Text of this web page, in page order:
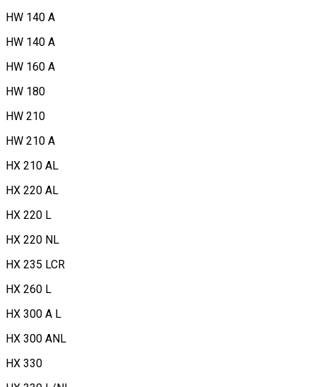
HW 140 A
HW 140 A
HW 160 A
HW 180
HW 210
HW 210 A
HX 210 AL
HX 220 AL
HX 220 L
HX 220 NL
HX 235 LCR
HX 260 L
HX 300 A L
HX 300 ANL
HX 330